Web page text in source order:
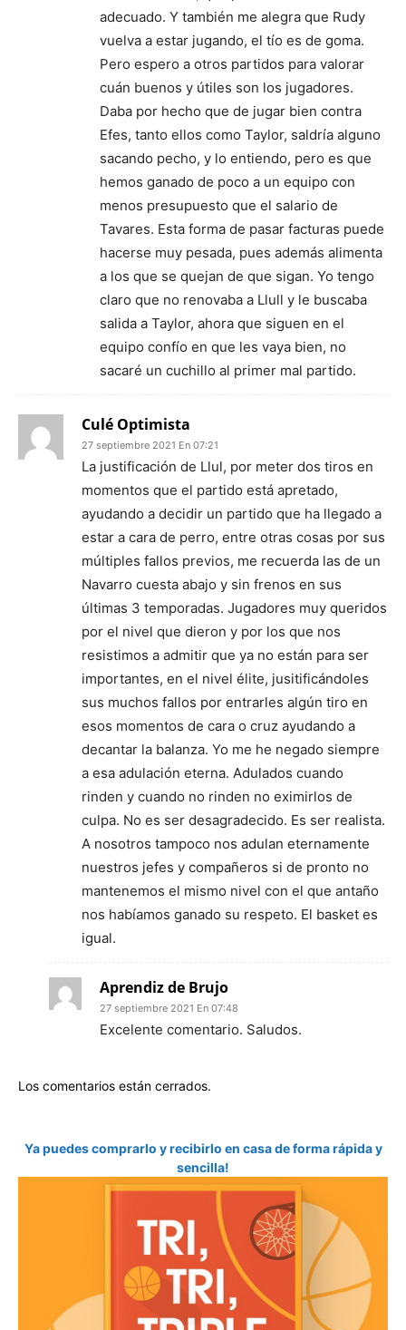
adecuado. Y también me alegra que Rudy
vuelva a estar jugando, el tío es de goma.
Pero espero a otros partidos para valorar
cuán buenos y útiles son los jugadores.
Daba por hecho que de jugar bien contra
Efes, tanto ellos como Taylor, saldría alguno
sacando pecho, y lo entiendo, pero es que
hemos ganado de poco a un equipo con
menos presupuesto que el salario de
Tavares. Esta forma de pasar facturas puede
hacerse muy pesada, pues además alimenta
a los que se quejan de que sigan. Yo tengo
claro que no renovaba a Llull y le buscaba
salida a Taylor, ahora que siguen en el
equipo confío en que les vaya bien, no
sacaré un cuchillo al primer mal partido.
Culé Optimista
27 septiembre 2021 En 07:21
La justificación de Llul, por meter dos tiros en
momentos que el partido está apretado,
ayudando a decidir un partido que ha llegado a
estar a cara de perro, entre otras cosas por sus
múltiples fallos previos, me recuerda las de un
Navarro cuesta abajo y sin frenos en sus
últimas 3 temporadas. Jugadores muy queridos
por el nivel que dieron y por los que nos
resistimos a admitir que ya no están para ser
importantes, en el nivel élite, jusitificándoles
sus muchos fallos por entrarles algún tiro en
esos momentos de cara o cruz ayudando a
decantar la balanza. Yo me he negado siempre
a esa adulación eterna. Adulados cuando
rinden y cuando no rinden no eximirlos de
culpa. No es ser desagradecido. Es ser realista.
A nosotros tampoco nos adulan eternamente
nuestros jefes y compañeros si de pronto no
mantenemos el mismo nivel con el que antaño
nos habíamos ganado su respeto. El basket es
igual.
Aprendiz de Brujo
27 septiembre 2021 En 07:48
Excelente comentario. Saludos.
Los comentarios están cerrados.
Ya puedes comprarlo y recibirlo en casa de forma rápida y
sencilla!